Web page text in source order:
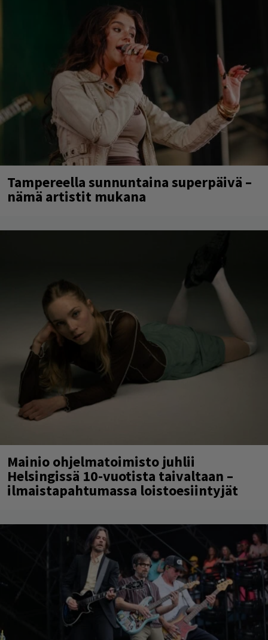
Tampereella sunnuntaina superpäivä –
nämä artistit mukana
Mainio ohjelmatoimisto juhlii
Helsingissä 10-vuotista taivaltaan –
ilmaistapahtumassa loistoesiintyjät